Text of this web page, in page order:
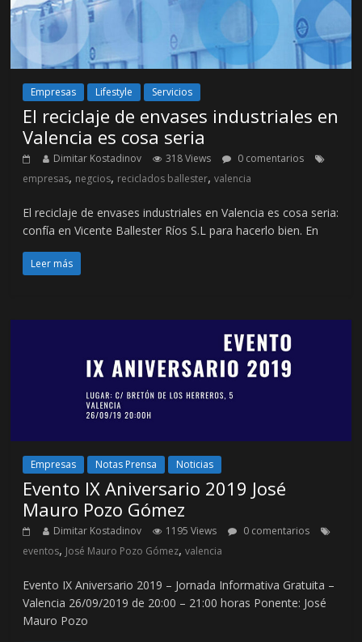
Empresas Lifestyle Servicios
El reciclaje de envases industriales en
Valencia es cosa seria
Dimitar Kostadinov 318 Views
0 comentarios
empresas, negcios, reciclados ballester,valencia
El reciclaje de envases industriales en Valencia es cosa seria:
confía en Vicente Ballester Ríos S.L para hacerlo bien. En
Leer más
Empresas Notas Prensa Noticias
Evento IX Aniversario 2019 José
Mauro Pozo Gómez
Dimitar Kostadinov 1195 Views
0 comentarios
eventos, José Mauro Pozo Gómez,valencia
Evento IX Aniversario 2019 – Jornada Informativa Gratuita –
Valencia 26/09/2019 de 20:00 – 21:00 horas Ponente: José
Mauro Pozo